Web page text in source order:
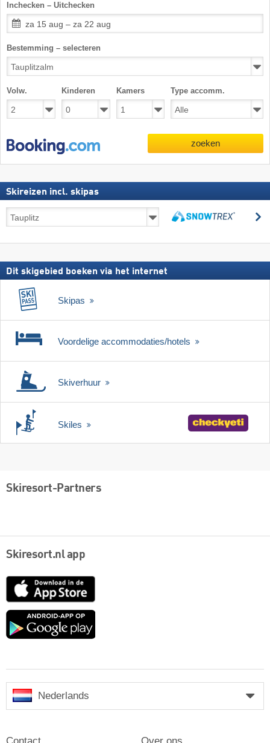
Inchecken – Uitchecken
za 15 aug – za 22 aug
Bestemming – selecteren
Volw. Kinderen Kamers Type accomm.
zoeken
Skireizen incl. skipas
Skireizen
incl.
Dit skigebied boeken via het internet
Skipas
Voordelige accommodaties/hotels
Skiverhuur
Skiles
Skiresort-Partners
Skiresort.nl app
App
Google
Nederlands
Contact Over ons